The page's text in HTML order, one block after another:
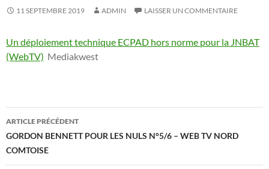
11 SEPTEMBRE 2019 ADMIN LAISSER UN COMMENTAIRE
Un déploiement technique ECPAD hors norme pour la JNBAT
(WebTV) Mediakwest
Navigation
des
articles
ARTICLE PRÉCÉDENT
GORDON BENNETT POUR LES NULS N°5/6 – WEB TV NORD
COMTOISE